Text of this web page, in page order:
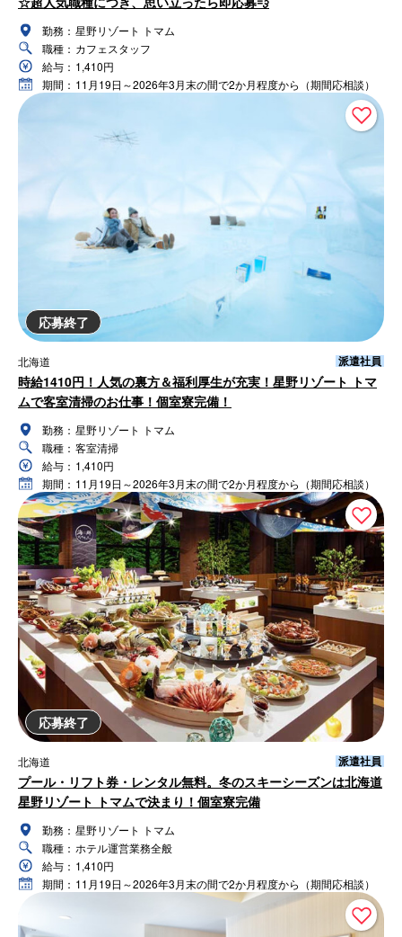
勤務： 星野リゾート トマム
職種： カフェスタッフ
給与： 1,410円
期間： 11月19日～2026年3月末の間で2か月程度から（期間応相談）
応募終了
北海道 派遣社員
時給1410円！人気の裏方＆福利厚生が充実！星野リゾート トマ
ムで客室清掃のお仕事！個室寮完備！
勤務： 星野リゾート トマム
職種： 客室清掃
給与： 1,410円
期間： 11月19日～2026年3月末の間で2か月程度から（期間応相談）
応募終了
北海道 派遣社員
プール・リフト券・レンタル無料。冬のスキーシーズンは北海道
星野リゾート トマムで決まり！個室寮完備
勤務： 星野リゾート トマム
職種： ホテル運営業務全般
給与： 1,410円
期間： 11月19日～2026年3月末の間で2か月程度から（期間応相談）